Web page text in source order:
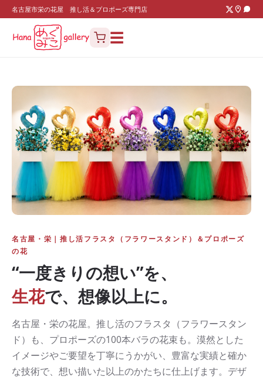
名古屋市栄の花屋 推し活＆プロポーズ専門店
☰
名古屋・栄｜推し活フラスタ（フラワースタンド）＆プロポーズ
の花
“一度きりの想い”を、
生花で、想像以上に。
名古屋・栄の花屋。推し活のフラスタ（フラワースタン
ド）も、プロポーズの100本バラの花束も。漠然とした
イメージやご要望を丁寧にうかがい、豊富な実績と確か
な技術で、想い描いた以上のかたちに仕上げます。デザ